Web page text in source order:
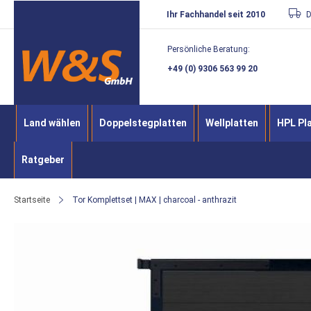
Direkt
zum
Inhalt
Ihr Fachhandel seit 2010
Persönliche Beratung:
+49 (0) 9306 563 99 20
Land wählen Doppelstegplatten Wellplatten HPL
Ratgeber
Startseite Tor Komplettset | MAX | charcoal - anthrazit